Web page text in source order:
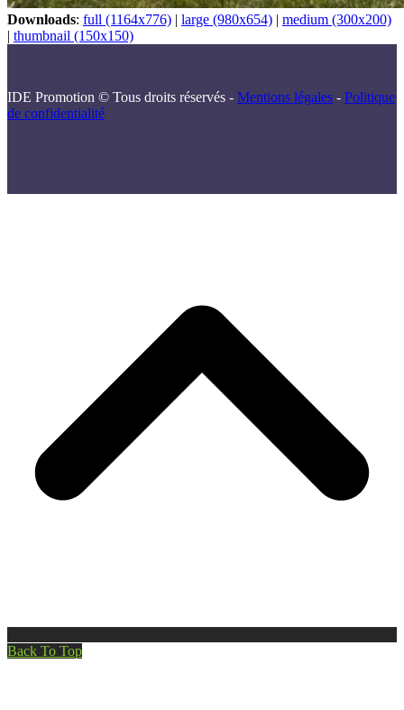
Downloads: full (1164x776) | large (980x654) | medium (300x200)
| thumbnail (150x150)
IDE Promotion © Tous droits réservés - Mentions légales - Politique
de confidentialité
Back To Top